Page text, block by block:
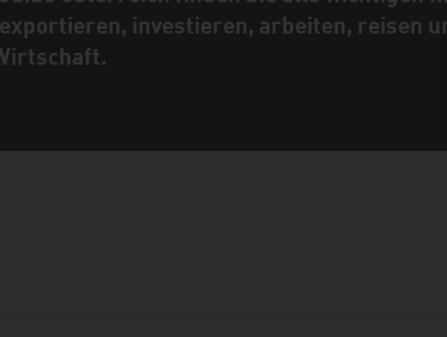
investieren, arbeiten, reisen